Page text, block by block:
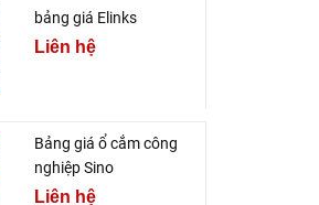
bảng giá Elinks
Liên hệ
Bảng giá ổ cắm công
nghiệp Sino
Liên hệ